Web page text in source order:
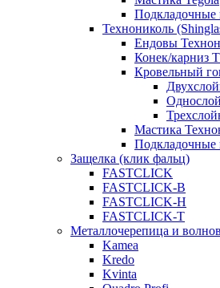
Подкладочные
Технониколь
Ендовы
Конек/карниз
Кровельный
Мастика
Подкладочные
Защелка (клик фальц)
FASTCLICK
FASTCLICK-B
FASTCLICK-H
FASTCLICK-T
Металлочерепица и
Kamea
Kredo
Kvinta